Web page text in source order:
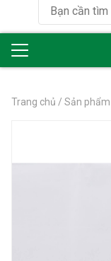
Trang chủ / Sản phẩm